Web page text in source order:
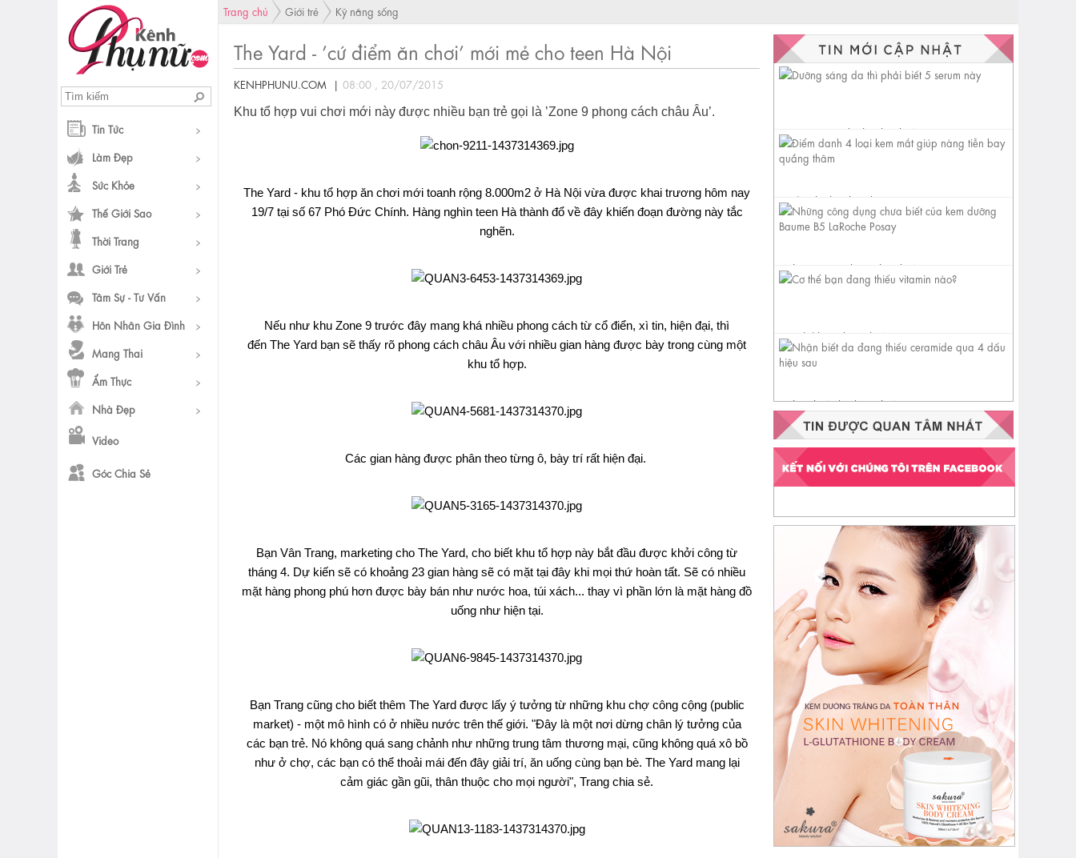
Tin Tức
Làm Đẹp
Sức Khỏe
Thế Giới Sao
Thời Trang
Giới Trẻ
Tâm Sự - Tư Vấn
Hôn Nhân Gia Đình
Mang Thai
Ẩm Thực
Nhà Đẹp
Video
Góc Chia Sẻ
Trang chủ Giới trẻ Kỹ năng sống
The Yard - ’cứ điểm ăn chơi’ mới mẻ cho teen Hà Nội
KENHPHUNU.COM | 08:00 , 20/07/2015
Khu tổ hợp vui chơi mới này được nhiều bạn trẻ gọi là ’Zone 9 phong cách châu Âu’.
The Yard - khu tổ hợp ăn chơi mới toanh rộng 8.000m2 ở Hà Nội vừa được khai trương hôm nay
19/7 tại số 67 Phó Đức Chính. Hàng nghìn teen Hà thành đổ về đây khiến đoạn đường này tắc
nghẽn.
Nếu như khu Zone 9 trước đây mang khá nhiều phong cách từ cổ điển, xì tin, hiện đại, thì
đến The Yard bạn sẽ thấy rõ phong cách châu Âu với nhiều gian hàng được bày trong cùng một
khu tổ hợp.
Các gian hàng được phân theo từng ô, bày trí rất hiện đại.
Bạn Vân Trang, marketing cho The Yard, cho biết khu tổ hợp này bắt đầu được khởi công từ
tháng 4. Dự kiến sẽ có khoảng 23 gian hàng sẽ có mặt tại đây khi mọi thứ hoàn tất. Sẽ có nhiều
mặt hàng phong phú hơn được bày bán như nước hoa, túi xách... thay vì phần lớn là mặt hàng đồ
uống như hiện tại.
Bạn Trang cũng cho biết thêm The Yard được lấy ý tưởng từ những khu chợ công cộng (public
market) - một mô hình có ở nhiều nước trên thế giới. "Đây là một nơi dừng chân lý tưởng của
các bạn trẻ. Nó không quá sang chảnh như những trung tâm thương mại, cũng không quá xô bồ
như ở chợ, các bạn có thể thoải mái đến đây giải trí, ăn uống cùng bạn bè. The Yard mang lại
cảm giác gần gũi, thân thuộc cho mọi người", Trang chia sẻ.
Dưỡng sáng da thì phải biết 5
serum này
Điểm danh 4 loại kem mắt
giúp nàng tiễn bay quầng
thâm
Những công dụng chưa biết
của kem dưỡng Baume B5
Cơ thể bạn đang thiếu vitamin
nào?
Nhận biết da đang thiếu
ceramide qua 4 dấu hiệu sau